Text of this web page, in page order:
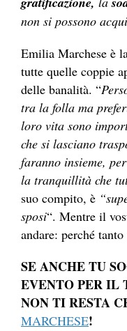
non si possono
Emilia Marchese è
tutte quelle coppie
delle banalità. “
tra la folla ma
loro vita sono
che si lasciano
faranno insieme,
la tranquillità che
suo compito, è
sposi“. Mentre il
andare: perché
SE ANCHE TU
EVENTO PER IL
NON TI RESTA
MARCHESE!